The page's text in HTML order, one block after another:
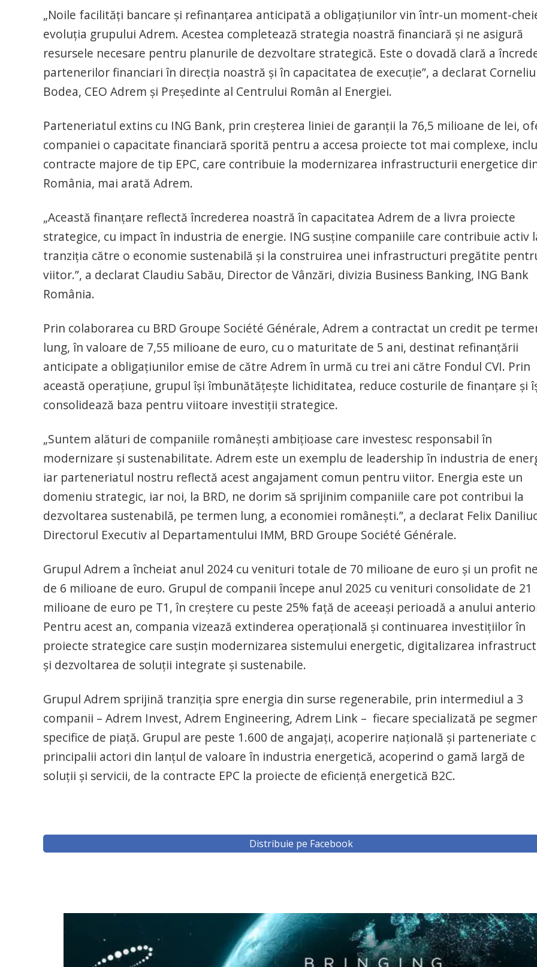
„Noile facilități bancare și refinanțarea anticipată a obligațiunilor vin într-un moment-
evoluția grupului Adrem. Acestea completează strategia noastră financiară și ne asigură
resursele necesare pentru planurile de dezvoltare strategică. Este o dovadă clară a
partenerilor financiari în direcția noastră și în capacitatea de execuție”, a declarat Corneliu
Bodea, CEO Adrem și Președinte al Centrului Român al Energiei.
Parteneriatul extins cu ING Bank, prin creșterea liniei de garanții la 76,5 milioane de lei,
companiei o capacitate financiară sporită pentru a accesa proiecte tot mai complexe,
contracte majore de tip EPC, care contribuie la modernizarea infrastructurii energetice
România, mai arată Adrem.
„Această finanțare reflectă încrederea noastră în capacitatea Adrem de a livra proiecte
strategice, cu impact în industria de energie. ING susține companiile care contribuie activ
tranziția către o economie sustenabilă și la construirea unei infrastructuri pregătite
viitor.”, a declarat Claudiu Sabău, Director de Vânzări, divizia Business Banking, ING Bank
România.
Prin colaborarea cu BRD Groupe Société Générale, Adrem a contractat un credit pe
lung, în valoare de 7,55 milioane de euro, cu o maturitate de 5 ani, destinat refinanțării
anticipate a obligațiunilor emise de către Adrem în urmă cu trei ani către Fondul CVI. Prin
această operațiune, grupul își îmbunătățește lichiditatea, reduce costurile de finanțare și
consolidează baza pentru viitoare investiții strategice.
„Suntem alături de companiile românești ambițioase care investesc responsabil în
modernizare și sustenabilitate. Adrem este un exemplu de leadership în industria de
iar parteneriatul nostru reflectă acest angajament comun pentru viitor. Energia este un
domeniu strategic, iar noi, la BRD, ne dorim să sprijinim companiile care pot contribui la
dezvoltarea sustenabilă, pe termen lung, a economiei românești.”, a declarat Felix
Directorul Executiv al Departamentului IMM, BRD Groupe Société Générale.
Grupul Adrem a încheiat anul 2024 cu venituri totale de 70 milioane de euro și un profit
de 6 milioane de euro. Grupul de companii începe anul 2025 cu venituri consolidate de 21
milioane de euro pe T1, în creștere cu peste 25% față de aceeași perioadă a anului
Pentru acest an, compania vizează extinderea operațională și continuarea investițiilor în
proiecte strategice care susțin modernizarea sistemului energetic, digitalizarea
și dezvoltarea de soluții integrate și sustenabile.
Grupul Adrem sprijină tranziția spre energia din surse regenerabile, prin intermediul a 3
companii – Adrem Invest, Adrem Engineering, Adrem Link – fiecare specializată pe
specifice de piață. Grupul are peste 1.600 de angajați, acoperire națională și parteneriate
principalii actori din lanțul de valoare în industria energetică, acoperind o gamă largă de
soluții și servicii, de la contracte EPC la proiecte de eficiență energetică B2C.
Distribuie pe Facebook